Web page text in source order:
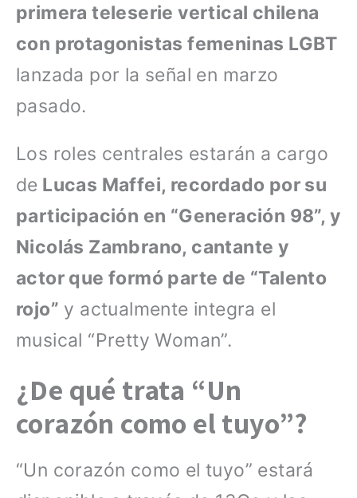
primera teleserie vertical chilena
con protagonistas femeninas LGBT
lanzada por la señal en marzo
pasado.
Los roles centrales estarán a cargo
de Lucas Maffei, recordado por su
participación en “Generación 98”, y
Nicolás Zambrano, cantante y
actor que formó parte de “Talento
rojo” y actualmente integra el
musical “Pretty Woman”.
¿De qué trata “Un
corazón como el tuyo”?
“Un corazón como el tuyo” estará